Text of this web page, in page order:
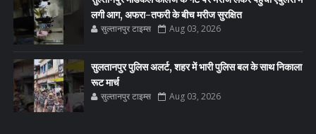
लगी आग, अफरा-तफरी के बीच मरीज सुरक्षित
सुल्तानपुर टाइम्स Aug 03, 2026
सुलतानपुर पुलिस अलर्ट, शहर में भारी पुलिस बल के साथ निकाला
रूट मार्च
सुल्तानपुर टाइम्स Aug 03, 2026